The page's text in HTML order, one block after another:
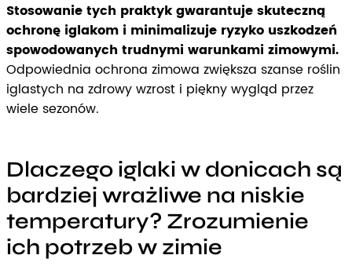
Stosowanie tych praktyk gwarantuje skuteczną
ochronę iglakom i minimalizuje ryzyko uszkodzeń
spowodowanych trudnymi warunkami zimowymi.
Odpowiednia ochrona zimowa zwiększa szanse roślin
iglastych na zdrowy wzrost i piękny wygląd przez
wiele sezonów.
Dlaczego iglaki w donicach są
bardziej wrażliwe na niskie
temperatury? Zrozumienie
ich potrzeb w zimie